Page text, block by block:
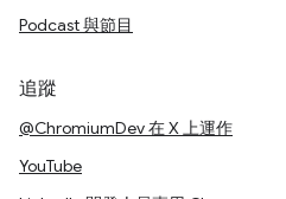
Podcast 與節目
追蹤
@ChromiumDev 在 X 上運作
YouTube